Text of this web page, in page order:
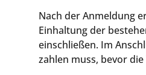
Nach der Anmeldung
Einhaltung der
einschließen. Im
zahlen muss, bevor